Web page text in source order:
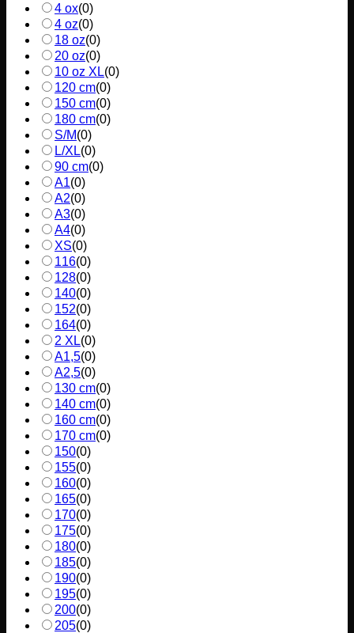
4 ox(0)
4 oz(0)
18 oz(0)
20 oz(0)
10 oz XL(0)
120 cm(0)
150 cm(0)
180 cm(0)
S/M(0)
L/XL(0)
90 cm(0)
A1(0)
A2(0)
A3(0)
A4(0)
XS(0)
116(0)
128(0)
140(0)
152(0)
164(0)
2 XL(0)
A1,5(0)
A2,5(0)
130 cm(0)
140 cm(0)
160 cm(0)
170 cm(0)
150(0)
155(0)
160(0)
165(0)
170(0)
175(0)
180(0)
185(0)
190(0)
195(0)
200(0)
205(0)